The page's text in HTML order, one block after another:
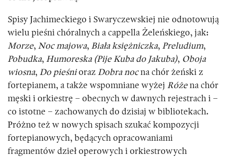
Spisy Jachimeckiego i Swaryczewskiej nie odnotowują
wielu pieśni chóralnych a cappella Żeleńskiego, jak:
Morze, Noc majowa, Biała księżniczka, Preludium,
Pobudka, Humoreska (Pije Kuba do Jakuba), Oboja
wiosna, Do pieśnioraz Dobra nocna chór żeński z
fortepianem, a także wspomniane wyżej Różena chór
męski i orkiestrę – obecnych w dawnych rejestrach i –
co istotne – zachowanych do dzisiaj w bibliotekach.
Próżno też w nowych spisach szukać kompozycji
fortepianowych, będących opracowaniami
fragmentów dzieł operowych i orkiestrowych